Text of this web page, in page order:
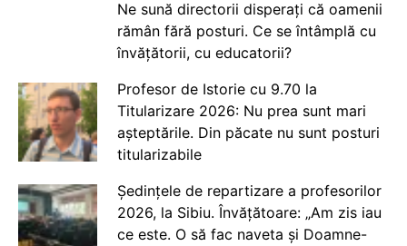
Ne sună directorii disperați că oamenii
rămân fără posturi. Ce se întâmplă cu
învățătorii, cu educatorii?
Profesor de Istorie cu 9.70 la
Titularizare 2026: Nu prea sunt mari
așteptările. Din păcate nu sunt posturi
titularizabile
Ședințele de repartizare a profesorilor
2026, la Sibiu. Învățătoare: „Am zis iau
ce este. O să fac naveta și Doamne-